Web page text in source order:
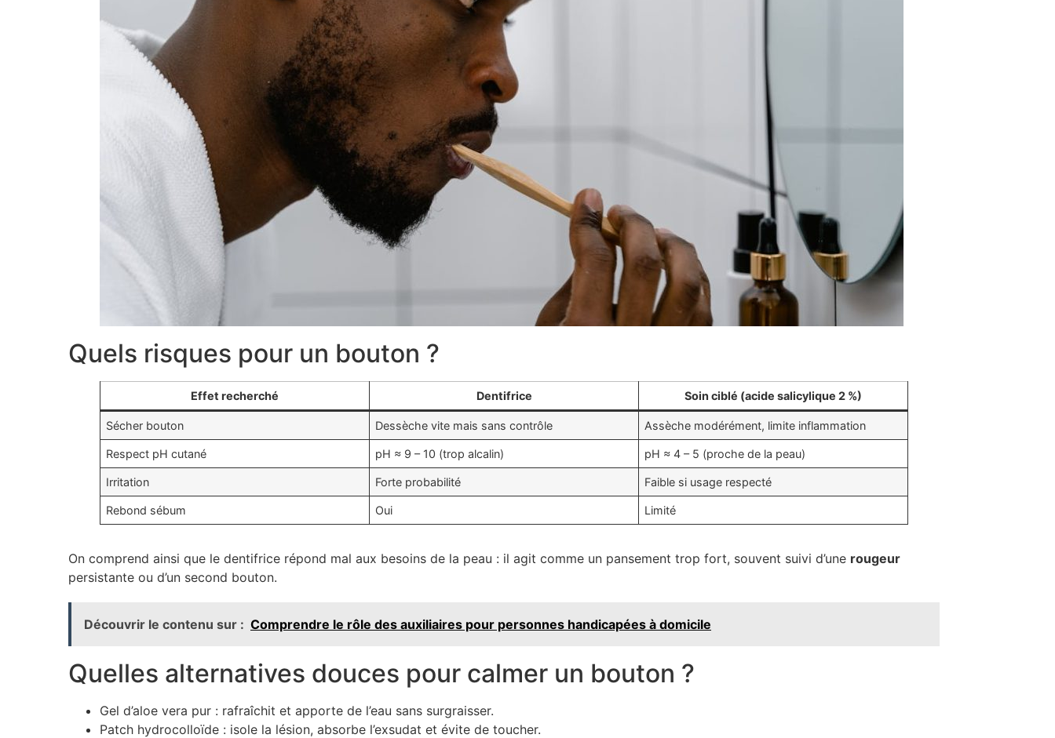
Quels risques pour un bouton ?
Effet recherché Dentifrice Soin ciblé (acide salicylique 2 %)
Sécher bouton Dessèche vite mais sans contrôle Assèche modérément, limite inflammation
Respect pH cutané pH ≈ 9 – 10 (trop alcalin) pH ≈ 4 – 5 (proche de la peau)
Irritation Forte probabilité Faible si usage respecté
Rebond sébum Oui Limité
On comprend ainsi que le dentifrice répond mal aux besoins de la peau : il agit comme un pansement trop fort, souvent suivi d’une rougeur
persistante ou d’un second bouton.
Découvrir le contenu sur : Comprendre le rôle des auxiliaires pour personnes handicapées à domicile
Quelles alternatives douces pour calmer un bouton ?
Gel d’aloe vera pur : rafraîchit et apporte de l’eau sans surgraisser.
Patch hydrocolloïde : isole la lésion, absorbe l’exsudat et évite de toucher.